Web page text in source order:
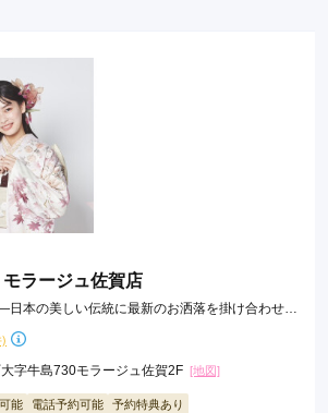
ラージュ佐賀店
日本の美しい伝統に最新のお洒落を掛け合わせ
ィネート
字牛島730モラージュ佐賀2F [地図]
能 電話予約可能 予約特典あり